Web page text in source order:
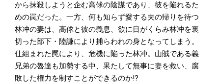
から抹殺しようと企む高俅の陰謀であり、彼を陥れるた
めの罠だった。一方、何も知らず愛する夫の帰りを待つ
林冲の妻は、高俅と彼の義息、欲に目がくらみ林冲を裏
切った部下・陸謙により捕らわれの身となってしまう。
仕組まれた罠により、危機に陥った林冲。山賊である義
兄弟の魯達も加勢する中、果たして無事に妻を救い、腐
敗した権力を制すことができるのか!?